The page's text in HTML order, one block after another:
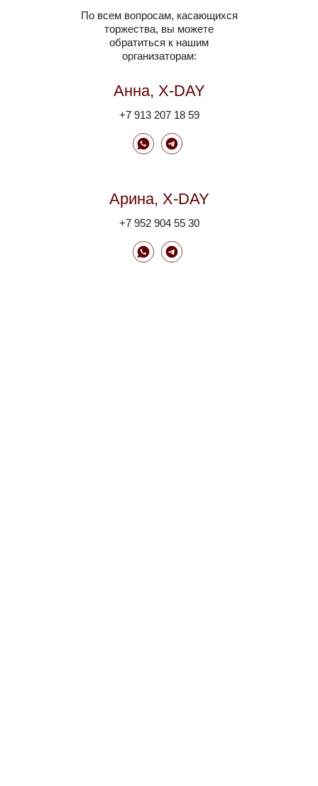
По всем вопросам, касающихся
торжества, вы можете
обратиться к нашим
организаторам:
+7 913 207 18 59
Анна, X-DAY
+7 952 904 55 30
Арина, X-DAY